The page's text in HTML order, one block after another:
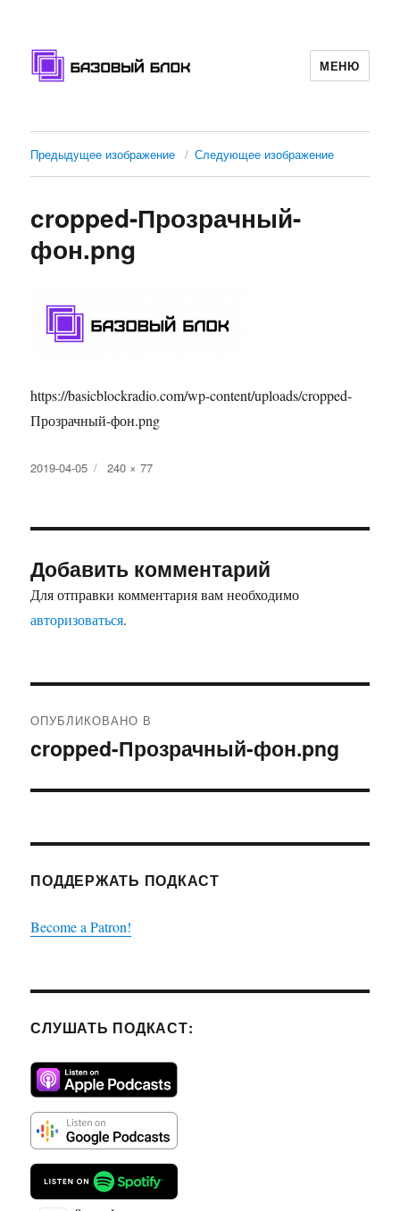
МЕНЮ
Предыдущее изображение Следующее изображение
cropped-Прозрачный-
фон.png
https://basicblockradio.com/wp-content/uploads/cropped-
Прозрачный-фон.png
Опубликовано
2019-04-05
Полный
240 × 77
Добавить комментарий
Для отправки комментария вам необходимо
авторизоваться.
по
ОПУБЛИКОВАНО В
cropped-Прозрачный-фон.png
ПОДДЕРЖАТЬ ПОДКАСТ
Become a Patron!
СЛУШАТЬ ПОДКАСТ: